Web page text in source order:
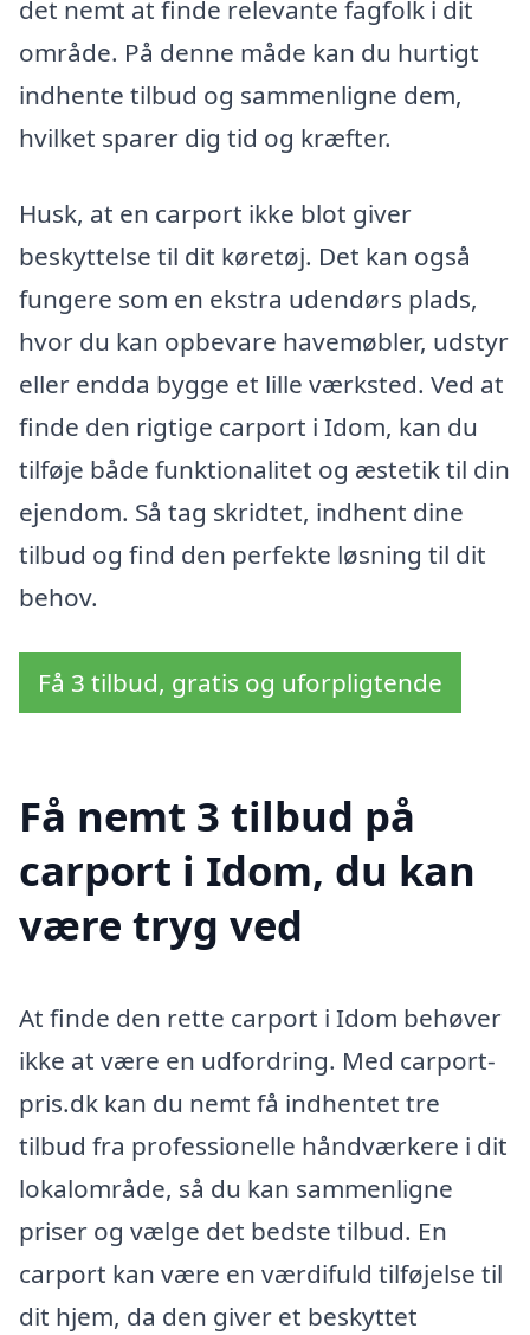
det nemt at finde relevante fagfolk i dit
område. På denne måde kan du hurtigt
indhente tilbud og sammenligne dem,
hvilket sparer dig tid og kræfter.
Husk, at en carport ikke blot giver
beskyttelse til dit køretøj. Det kan også
fungere som en ekstra udendørs plads,
hvor du kan opbevare havemøbler, udstyr
eller endda bygge et lille værksted. Ved at
finde den rigtige carport i Idom, kan du
tilføje både funktionalitet og æstetik til din
ejendom. Så tag skridtet, indhent dine
tilbud og find den perfekte løsning til dit
behov.
Få 3 tilbud, gratis og uforpligtende
Få nemt 3 tilbud på
carport i Idom, du kan
være tryg ved
At finde den rette carport i Idom behøver
ikke at være en udfordring. Med carport-
pris.dk kan du nemt få indhentet tre
tilbud fra professionelle håndværkere i dit
lokalområde, så du kan sammenligne
priser og vælge det bedste tilbud. En
carport kan være en værdifuld tilføjelse til
dit hjem, da den giver et beskyttet